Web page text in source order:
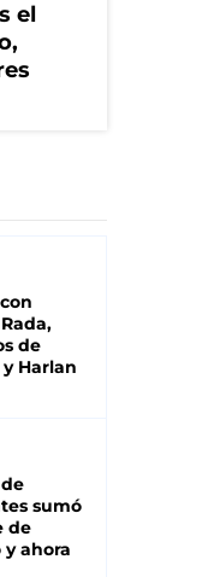
el
de
Harlan
sumó
de
y ahora